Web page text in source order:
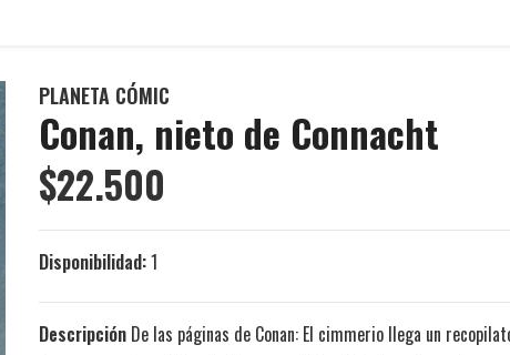
PLANETA CÓMIC
Conan, nieto de Connacht
$22.500
Disponibilidad:1
Descripción De las páginas de Conan: El cimmerio llega un